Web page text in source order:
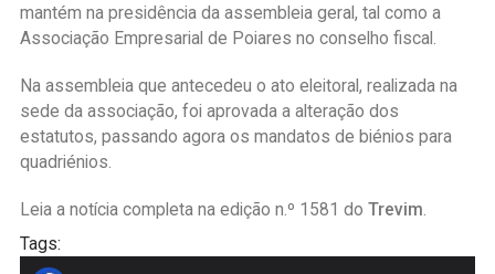
mantém na presidência da assembleia geral, tal como a
Associação Empresarial de Poiares no conselho fiscal.
Na assembleia que antecedeu o ato eleitoral, realizada na
sede da associação, foi aprovada a alteração dos
estatutos, passando agora os mandatos de biénios para
quadriénios.
Leia a notícia completa na edição n.º 1581 do Trevim.
Tags: